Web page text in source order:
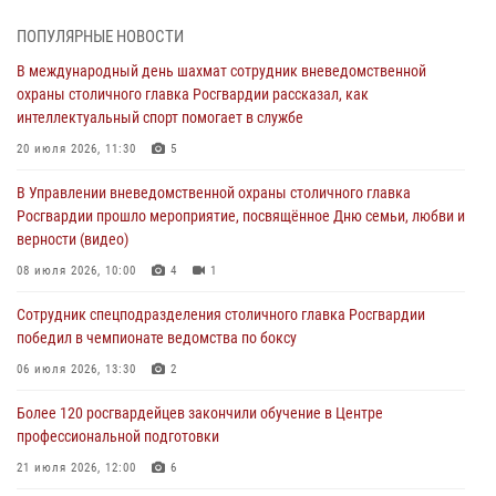
В Главном управлении Росгвардии по городу Москве подвели итоги
03 августа 2026, 13:00
На востоке Москвы сотрудники Росгвардии задержали мужчину,
находящегося в федеральном розыске (видео)
Росгвардия обеспечила правопорядок во время празднования Дня
воздушно-десантных войск в Москве (видео)
03 августа 2026, 08:00
Московские росгвардейцы пришли на помощь семье, у которой
сломался автомобиль на проезжей части (Видео)
02 августа 2026, 11:54
ПОПУЛЯРНЫЕ НОВОСТИ
В международный день шахмат сотрудник вневедомственной
охраны столичного главка Росгвардии рассказал, как
интеллектуальный спорт помогает в службе
20 июля 2026, 11:30 5
В Управлении вневедомственной охраны столичного главка
Росгвардии прошло мероприятие, посвящённое Дню семьи, любви и
верности (видео)
08 июля 2026, 10:00 4 1
Сотрудник спецподразделения столичного главка Росгвардии
победил в чемпионате ведомства по боксу
06 июля 2026, 13:30 2
Более 120 росгвардейцев закончили обучение в Центре
профессиональной подготовки
21 июля 2026, 12:00 6